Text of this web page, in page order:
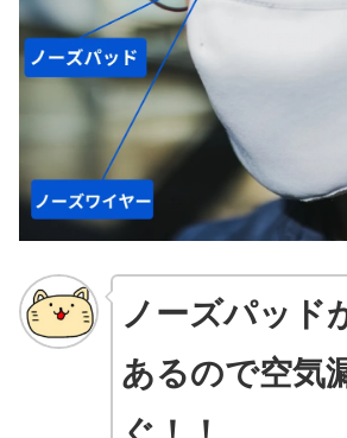
ノーズパッド
あるので空気